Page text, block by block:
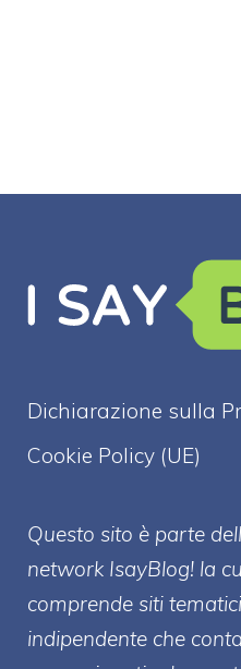
Dichiarazione sulla
Cookie Policy (UE)
Questo sito è parte
network IsayBlog! la
comprende siti
indipendente che